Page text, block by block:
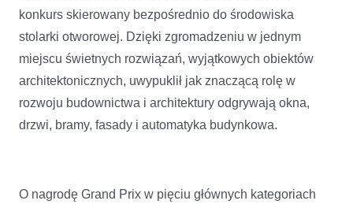
konkurs skierowany bezpośrednio do środowiska
stolarki otworowej. Dzięki zgromadzeniu w jednym
miejscu świetnych rozwiązań, wyjątkowych obiektów
architektonicznych, uwypuklił jak znaczącą rolę w
rozwoju budownictwa i architektury odgrywają okna,
drzwi, bramy, fasady i automatyka budynkowa.
O nagrodę Grand Prix w pięciu głównych kategoriach